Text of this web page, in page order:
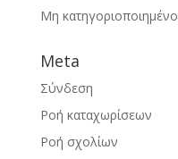
Μη κατηγοριοποιημένο
Meta
Σύνδεση
Ροή καταχωρίσεων
Ροή σχολίων